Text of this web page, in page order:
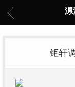
漯
钜轩